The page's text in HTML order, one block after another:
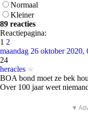
Normaal
Kleiner
89 reacties
Reactiepagina:
1 2
maandag 26 oktober 2020,
24
heracles
BOA bond moet ze bek
Over 100 jaar weet
▼